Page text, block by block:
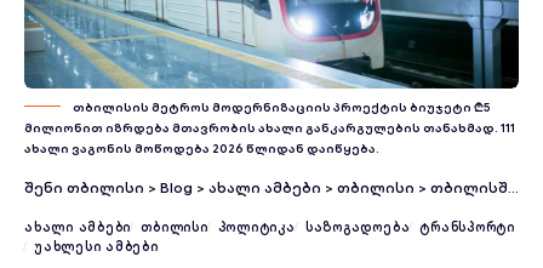
თბილისის მეტროს მოდერნიზაციის პროექტის ბიუჯეტი ₾5
მილიონით იზრდება მთავრობის ახალი განკარგულების თანახმად. 111
ახალი ვაგონის მოწოდება 2026 წლიდან დაიწყება.
შენი თბილისი > Blog > ახალი ამბები > თბილისი > თბილისში ორი ახალი მეტროსადგური აშენდება – რა ლოკაციებზე დაემატება ხაზები
ᲐᲮᲐᲚᲘ ᲐᲛᲑᲔᲑᲘ ᲗᲑᲘᲚᲘᲡᲘ ᲞᲝᲚᲘᲢᲘᲙᲐ ᲡᲐᲖᲝᲒᲐᲓᲝᲔᲑᲐ
ᲢᲠᲐᲜᲡᲞᲝᲠᲢᲘ
ᲣᲐᲮᲚᲔᲡᲘ ᲐᲛᲑᲔᲑᲘ